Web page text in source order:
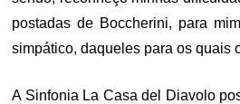
postadas de Boccherini, para
simpático, daqueles para os quais
A Sinfonia La Casa del Diavolo